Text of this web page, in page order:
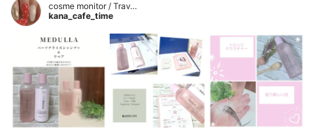
cosme monitor / Trav…
kana_cafe_time